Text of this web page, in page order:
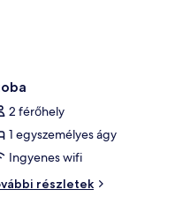
2 férőhely
1 egyszemélyes ágy
Ingyenes wifi
részletek